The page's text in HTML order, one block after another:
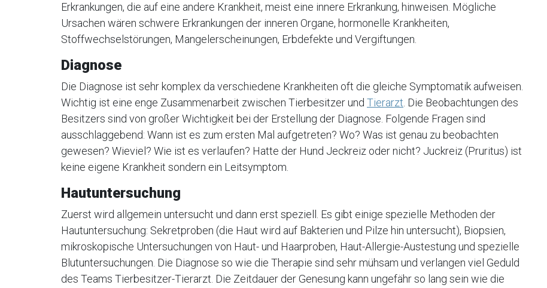
Erkrankungen, die auf eine andere Krankheit, meist eine innere Erkrankung, hinweisen. Mögliche
Ursachen wären schwere Erkrankungen der inneren Organe, hormonelle Krankheiten,
Stoffwechselstörungen, Mangelerscheinungen, Erbdefekte und Vergiftungen.
Diagnose
Die Diagnose ist sehr komplex da verschiedene Krankheiten oft die gleiche Symptomatik aufweisen.
Wichtig ist eine enge Zusammenarbeit zwischen Tierbesitzer und Tierarzt . Die Beobachtungen des
Besitzers sind von großer Wichtigkeit bei der Erstellung der Diagnose. Folgende Fragen sind
ausschlaggebend: Wann ist es zum ersten Mal aufgetreten? Wo? Was ist genau zu beobachten
gewesen? Wieviel? Wie ist es verlaufen? Hatte der Hund Jeckreiz oder nicht? Juckreiz (Pruritus) ist
keine eigene Krankheit sondern ein Leitsymptom.
Hautuntersuchung
Zuerst wird allgemein untersucht und dann erst speziell. Es gibt einige spezielle Methoden der
Hautuntersuchung: Sekretproben (die Haut wird auf Bakterien und Pilze hin untersucht), Biopsien,
mikroskopische Untersuchungen von Haut- und Haarproben, Haut-Allergie-Austestung und spezielle
Blutuntersuchungen. Die Diagnose so wie die Therapie sind sehr mühsam und verlangen viel Geduld
des Teams Tierbesitzer-Tierarzt. Die Zeitdauer der Genesung kann ungefähr so lang sein wie die